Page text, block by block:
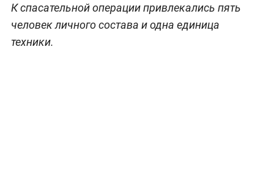
К спасательной операции привлекались пять
человек личного состава и одна единица
техники.